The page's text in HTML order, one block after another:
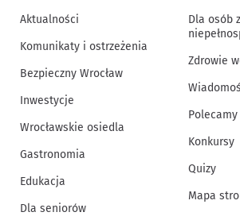
Aktualności
Komunikaty i ostrzeżenia
Bezpieczny Wrocław
Inwestycje
Wrocławskie osiedla
Gastronomia
Edukacja
Dla seniorów
Dla osób z
Zdrowie
Polecamy
Konkursy
Quizy
Mapa